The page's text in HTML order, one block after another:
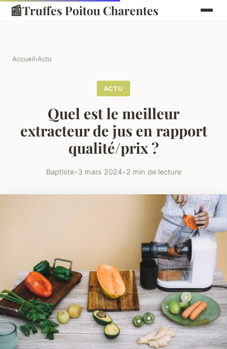
📰Truffes Poitou Charentes
Accueil›Actu
ACTU
Quel est le meilleur
extracteur de jus en rapport
qualité/prix ?
Baptiste•3 mars 2024•2 min de lecture